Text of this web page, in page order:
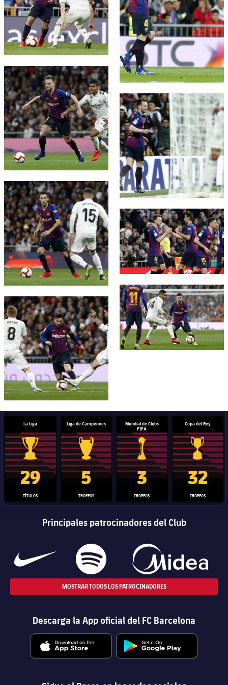
FC Barcelona club badge
FC Barcelona club badge
FC Barcelona club badge
FC Barcelona club badge
FC Barcelona club badge
FC Barcelona club badge
La Liga
Trofeo de La Liga
29
TÍTULOS
Liga de Campeones
Trofeo de la Liga de Campeones
5
TROFEOS
Mundial de Clubs
FIFA
Trofeo del Mundial de
3
TROFEOS
Copa del Rey
Copa del
32
TROFEOS
Principales patrocinadores del Club
MOSTRAR TODOS LOS PATROCINADORES
Descarga la App oficial del FC Barcelona